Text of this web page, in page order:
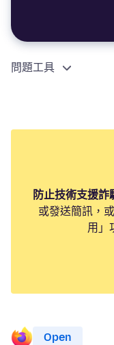
問題工具
防止技術支援詐
或發送簡訊，
用」
Open